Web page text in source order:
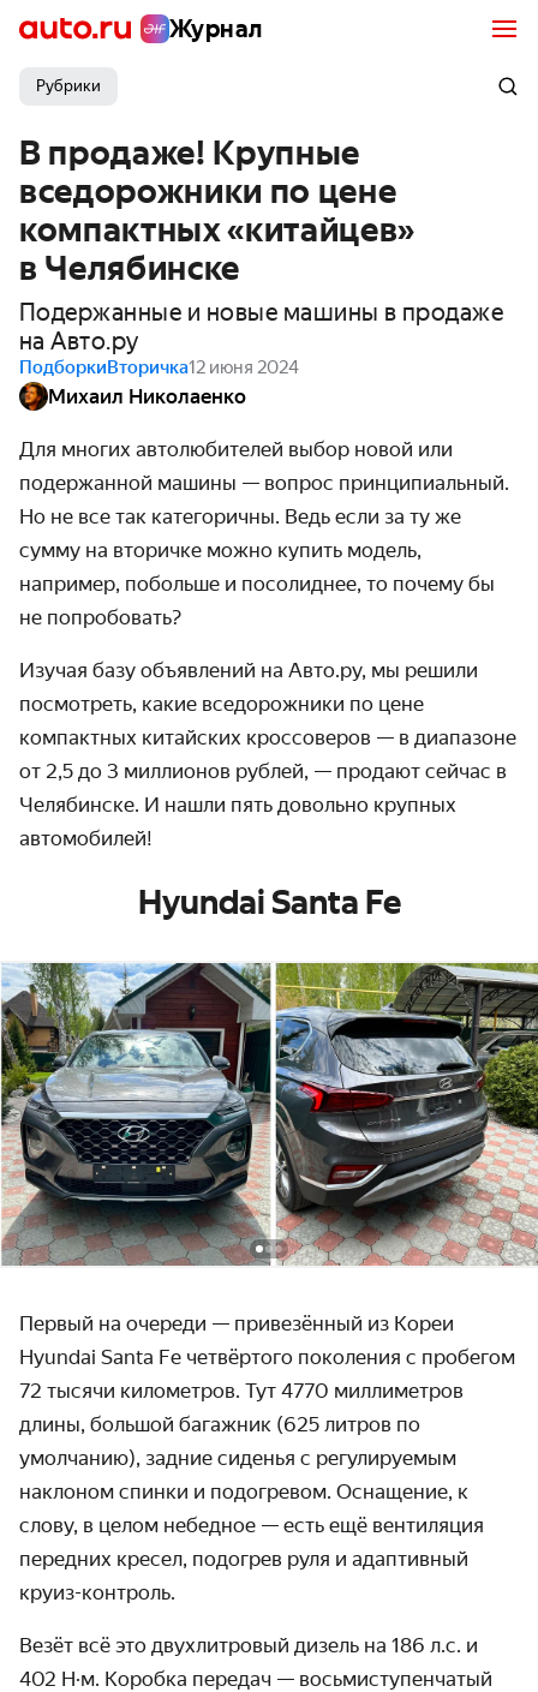
Журнал
Рубрики
В продаже! Крупные
вседорожники по цене
компактных «китайцев»
в Челябинске
Подержанные и новые машины в продаже
на Авто.ру
ПодборкиВторичка12 июня 2024
Михаил Николаенко
Для многих автолюбителей выбор новой или
подержанной машины — вопрос принципиальный.
Но не все так категоричны. Ведь если за ту же
сумму на вторичке можно купить модель,
например, побольше и посолиднее, то почему бы
не попробовать?
Изучая базу объявлений на Авто.ру, мы решили
посмотреть, какие вседорожники по цене
компактных китайских кроссоверов — в диапазоне
от 2,5 до 3 миллионов рублей, — продают сейчас в
Челябинске. И нашли пять довольно крупных
автомобилей!
Hyundai Santa Fe
Первый на очереди — привезённый из Кореи
Hyundai Santa Fe четвёртого поколения с пробегом
72 тысячи километров. Тут 4770 миллиметров
длины, большой багажник (625 литров по
умолчанию), задние сиденья с регулируемым
наклоном спинки и подогревом. Оснащение, к
слову, в целом небедное — есть ещё вентиляция
передних кресел, подогрев руля и адаптивный
круиз-контроль.
Везёт всё это двухлитровый дизель на 186 л.с. и
402 Н·м. Коробка передач — восьмиступенчатый